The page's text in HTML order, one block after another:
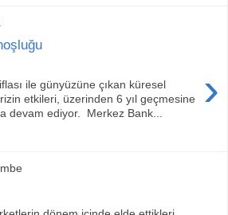
›
ile günyüzüne çıkan küresel
etkileri, üzerinden 6 yıl geçmesine
devam ediyor. Merkez Bank...